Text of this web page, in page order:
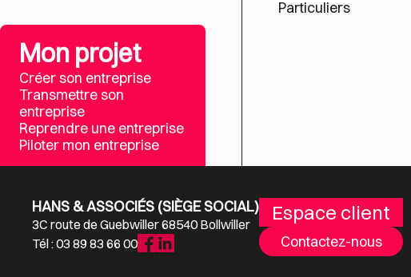
Mon projet
Créer son entreprise
Transmettre son
entreprise
Reprendre une entreprise
Piloter mon entreprise
Particuliers
HANS & ASSOCIÉS (SIÈGE SOCIAL)
3C route de Guebwiller 68540 Bollwiller
Tél : 03 89 83 66 00
Espace client
Contactez-nous